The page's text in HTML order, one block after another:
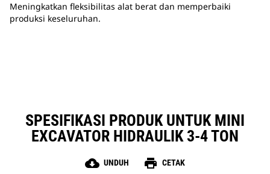
Meningkatkan fleksibilitas alat berat dan memperbaiki
produksi keseluruhan.
SPESIFIKASI PRODUK UNTUK MINI
EXCAVATOR HIDRAULIK 3-4 TON
cloud_download UNDUH print CETAK